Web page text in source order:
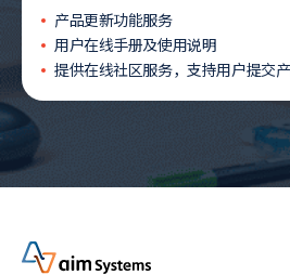
产品更新功能服务
用户在线手册及使用说明
提供在线社区服务，支持用户提交